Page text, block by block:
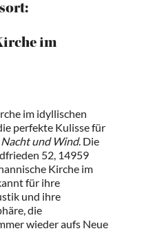
im
im idyllischen
perfekte Kulisse für
und Wind. Die
52, 14959
Kirche im
für ihre
und ihre
die
wieder aufs Neue